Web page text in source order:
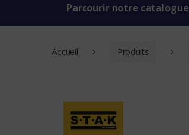
Parcourir notre catalogue
Accueil Produits